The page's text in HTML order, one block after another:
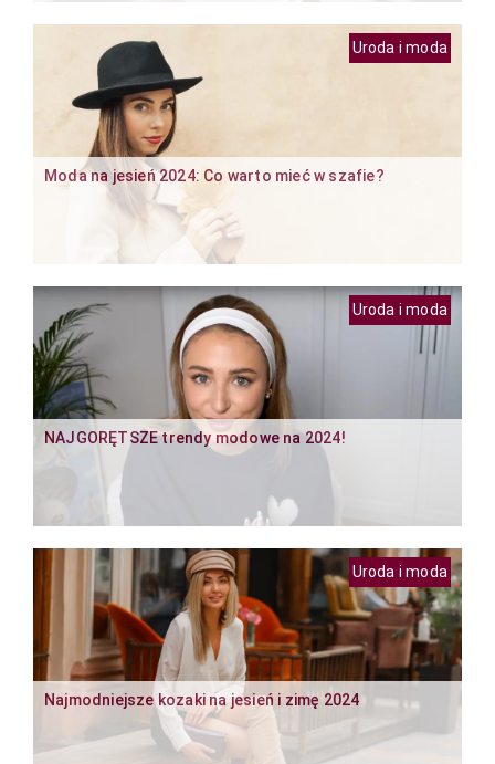
Moda na jesień 2024: Co warto mieć w szafie?
Uroda i moda
NAJGORĘTSZE trendy modowe na 2024!
Uroda i moda
Najmodniejsze kozaki na jesień i zimę 2024
Uroda i moda